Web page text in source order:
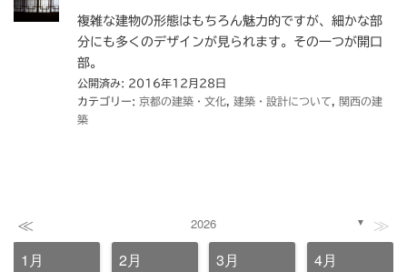
複雑な建物の形態はもちろん魅力的ですが、細かな部
分にも多くのデザインが見られます。その一つが開口
部。
公開済み: 2016年12月28日
カテゴリー: 京都の建築・文化, 建築・設計について, 関西の建
築
≪ 2026 ▼ ≫
1月 2月 3月 4月